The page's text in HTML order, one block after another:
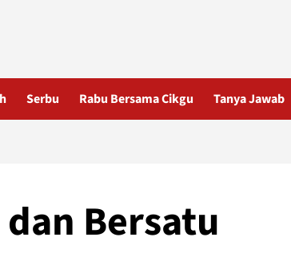
Serbu Rabu Bersama Cikgu Tanya Jawab
Bersatu